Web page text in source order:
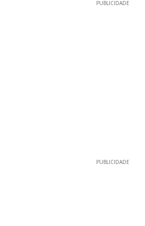
PUBLICIDADE
PUBLICIDADE